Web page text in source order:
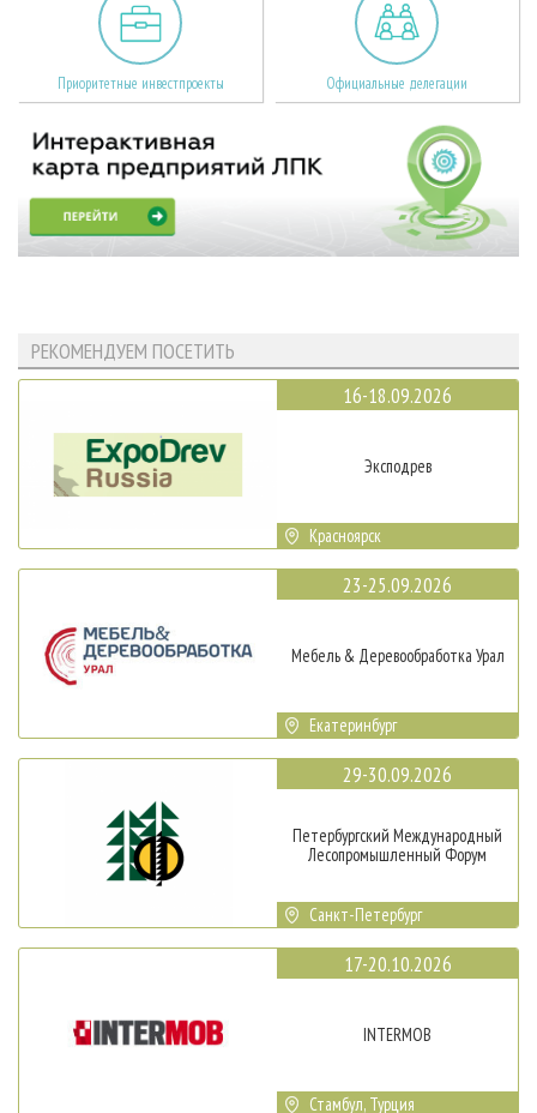
Приоритетные инвестпроекты Официальные делегации
РЕКОМЕНДУЕМ ПОСЕТИТЬ
16-18.09.2026
Эксподрев
Красноярск
23-25.09.2026
Мебель & Деревообработка Урал
Екатеринбург
29-30.09.2026
Петербургский Международный
Лесопромышленный Форум
Санкт-Петербург
17-20.10.2026
INTERMOB
Стамбул, Турция